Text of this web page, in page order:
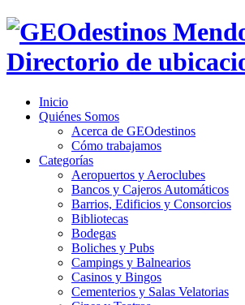
Inicio
Quiénes Somos
Acerca de GEOdestinos
Cómo trabajamos
Categorías
Aeropuertos y Aeroclubes
Bancos y Cajeros Automáticos
Barrios, Edificios y Consorcios
Bibliotecas
Bodegas
Boliches y Pubs
Campings y Balnearios
Casinos y Bingos
Cementerios y Salas Velatorias